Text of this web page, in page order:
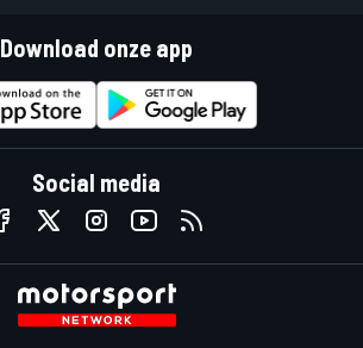
Download onze app
Social media